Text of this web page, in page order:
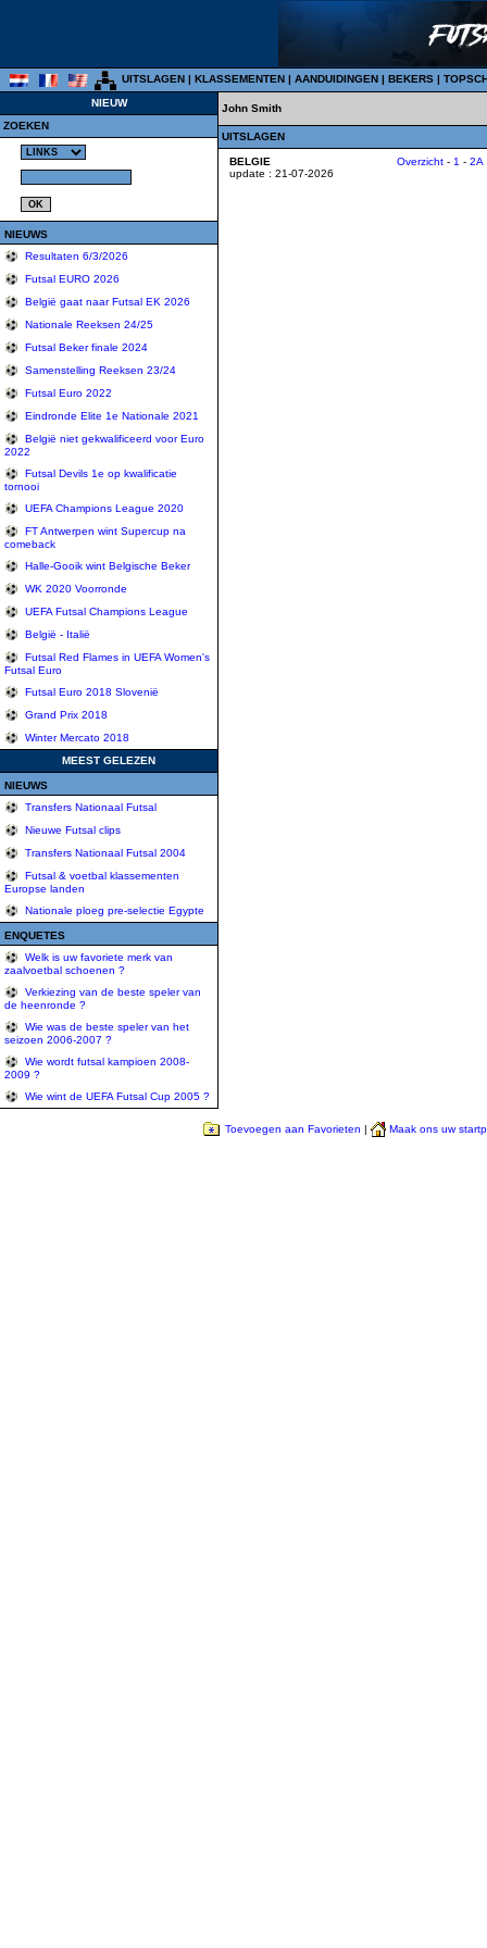
UITSLAGEN | KLASSEMENTEN | AANDUIDINGEN | BEKERS |
NIEUW
ZOEKEN
NIEUWS
Resultaten 6/3/2026
Futsal EURO 2026
België gaat naar Futsal EK 2026
Nationale Reeksen 24/25
Futsal Beker finale 2024
Samenstelling Reeksen 23/24
Futsal Euro 2022
Eindronde Elite 1e Nationale 2021
België niet gekwalificeerd voor Euro
2022
Futsal Devils 1e op kwalificatie
tornooi
UEFA Champions League 2020
FT Antwerpen wint Supercup na
comeback
Halle-Gooik wint Belgische Beker
WK 2020 Voorronde
UEFA Futsal Champions League
België - Italië
Futsal Red Flames in UEFA Women's
Futsal Euro
Futsal Euro 2018 Slovenië
Grand Prix 2018
Winter Mercato 2018
MEEST GELEZEN
NIEUWS
Transfers Nationaal Futsal
Nieuwe Futsal clips
Transfers Nationaal Futsal 2004
Futsal & voetbal klassementen
Europse landen
Nationale ploeg pre-selectie Egypte
ENQUETES
Welk is uw favoriete merk van
zaalvoetbal schoenen ?
Verkiezing van de beste speler van
de heenronde ?
Wie was de beste speler van het
seizoen 2006-2007 ?
Wie wordt futsal kampioen 2008-
2009 ?
Wie wint de UEFA Futsal Cup 2005 ?
John Smith
UITSLAGEN
BELGIE
update : 21-07-2026
Overzicht - 1 - 2A
Toevoegen aan Favorieten | Maak ons uw